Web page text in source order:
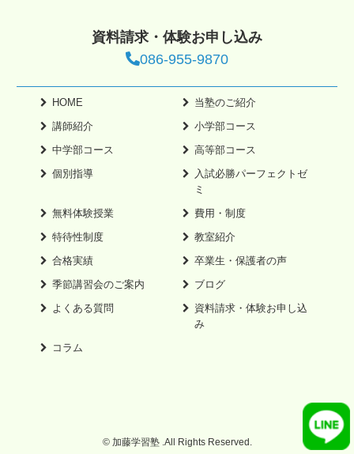
資料請求・体験お申し込み
086-955-9870
HOME
当塾のご紹介
講師紹介
小学部コース
中学部コース
高等部コース
個別指導
入試必勝パーフェクトゼ
ミ
無料体験授業
費用・制度
特待性制度
教室紹介
合格実績
卒業生・保護者の声
季節講習会のご案内
ブログ
よくある質問
資料請求・体験お申し込
み
コラム
© 加藤学習塾 .All Rights Reserved.